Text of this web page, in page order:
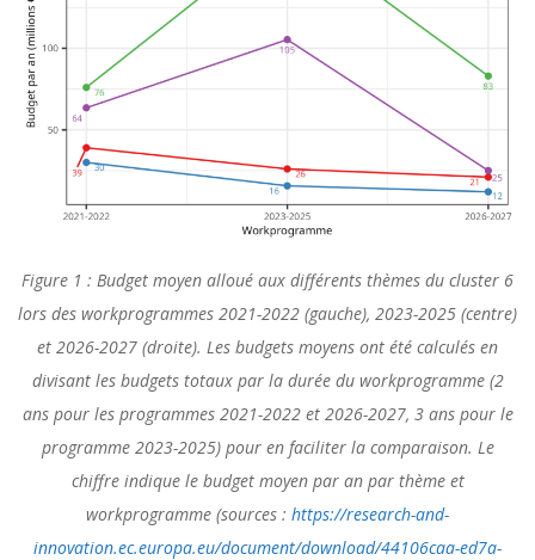
Figure 1 : Budget moyen alloué aux différents thèmes du cluster 6
lors des workprogrammes 2021-2022 (gauche), 2023-2025 (centre)
et 2026-2027 (droite). Les budgets moyens ont été calculés en
divisant les budgets totaux par la durée du workprogramme (2
ans pour les programmes 2021-2022 et 2026-2027, 3 ans pour le
programme 2023-2025) pour en faciliter la comparaison. Le
chiffre indique le budget moyen par an par thème et
workprogramme (sources : https://research-and-
innovation.ec.europa.eu/document/download/44106caa-ed7a-